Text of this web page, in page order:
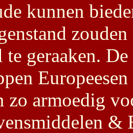
kunnen
te geraaken.
zo armoedig
&